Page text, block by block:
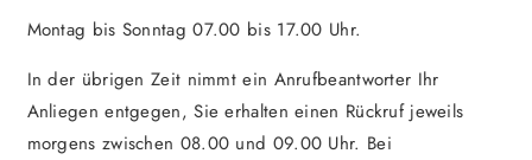
Montag bis Sonntag 07.00 bis 17.00 Uhr.
In der übrigen Zeit nimmt ein Anrufbeantworter Ihr
Anliegen entgegen, Sie erhalten einen Rückruf jeweils
morgens zwischen 08.00 und 09.00 Uhr. Bei